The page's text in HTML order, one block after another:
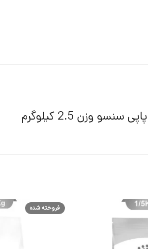
وزن 2.5 کیلوگرم
فروخته شده